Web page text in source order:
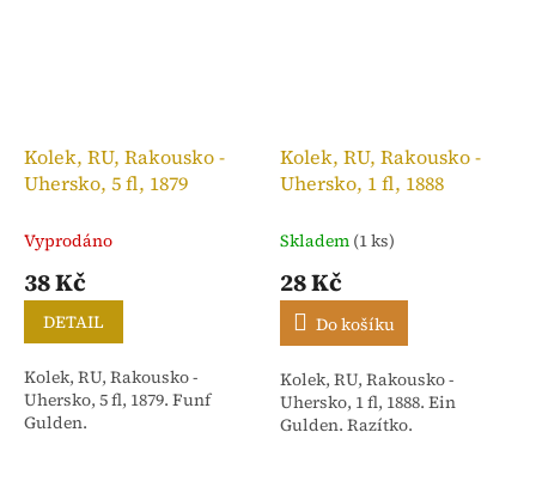
Kolek, RU, Rakousko -
Uhersko, 5 fl, 1879
Vyprodáno
38 Kč
DETAIL
Kolek, RU, Rakousko -
Uhersko, 5 fl, 1879. Funf
Gulden.
Kolek, RU, Rakousko -
Uhersko, 1 fl, 1888
Skladem (1 ks)
28 Kč
Do košíku
Kolek, RU, Rakousko -
Uhersko, 1 fl, 1888. Ein
Gulden. Razítko.